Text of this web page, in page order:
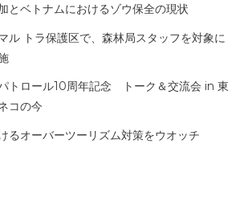
とベトナムにおけるゾウ保全の現状
ル トラ保護区で、森林局スタッフを対象に
トロール10周年記念 トーク＆交流会 in 東
コの今
るオーバーツーリズム対策をウオッチ